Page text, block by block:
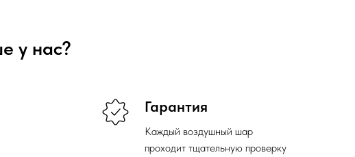
у нас?
Гарантия
Каждый воздушный шар
проходит тщательную проверку